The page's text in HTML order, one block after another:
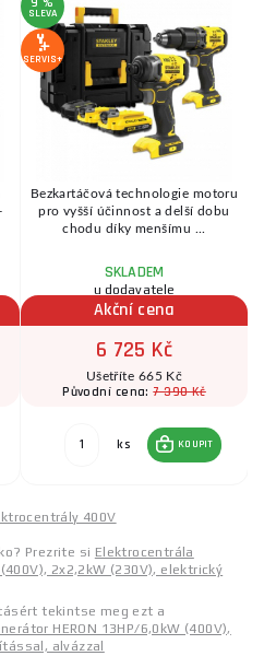
SLEVA
SERVIS+
Bezkartáčová technologie motoru
pro vyšší účinnost a delší dobu
chodu díky menšímu ...
SKLADEM
u dodavatele
Akční cena
6 725 Kč
Ušetříte 665 Kč
Původní cena:7 390 Kč
ks KOUPIT
400V
Prezrite si Elektrocentrála
2x2,2kW (230V), elektrický
tekintse meg ezt a
HERON 13HP/6,0kW (400V),
alvázzal